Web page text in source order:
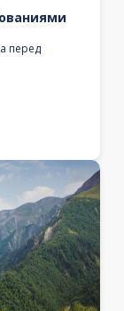
перед